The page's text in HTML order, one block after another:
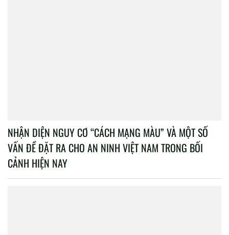
NHẬN DIỆN NGUY CƠ “CÁCH MẠNG MÀU” VÀ MỘT SỐ
VẤN ĐỀ ĐẶT RA CHO AN NINH VIỆT NAM TRONG BỐI
CẢNH HIỆN NAY